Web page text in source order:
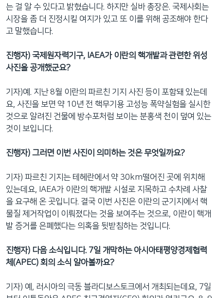
는 걸 알 수 있다고 밝혔습니다. 하지만 실바 총장은. 국제사회는
시장을 좀 더 진정시킬 여지가 있고 또 이를 위해 공조해야 한다
고 말했습니다.
진행자) 국제원자력기구, IAEA가 이란의 핵개발과 관련한 위성
사진을 공개했군요?
기자)예. 지난 8월 이란의 파르친 기지 사진 등이 포함돼 있는데
요, 사진을 보면 약 10년 전 핵무기용 고성능 폭약실험을 실시한
것으로 알려진 건물에 방수포처럼 보이는 분홍색 천이 덮여 있는
것이 보입니다.
진행자) 그러면 이번 사진이 의미하는 것은 무엇일까요?
기자) 파르친 기지는 테헤란에서 약 30km떨어진 곳에 위치해
있는데요, IAEA가 이란의 핵개발 시설로 지목하고 수차례 사찰
을 요구해 온 곳입니다. 결국 이번 사진은 이란의 군기지에서 핵
물질 제거작업이 이뤄졌다는 것을 보여주는 것으로, 이란이 핵개
발 증거를 은폐했다는 의혹을 뒷받침하는 것입니다.
진행자) 다음 소식입니다. 7일 개막하는 아시아태평양경제협력
체 (APEC) 회의 소식 알아볼까요?
기자) 예, 러시아의 극동 블라디보스토크에서 개최되는데요, 7일